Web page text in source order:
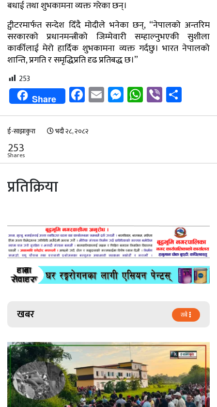
बधाई तथा शुभकामना व्यक्त गरेका छन्।
ट्वीटरमार्फत सन्देश दिँदै मोदीले भनेका छन्, “नेपालको अन्तरिम
सरकारको प्रधानमन्त्रीको जिम्मेवारी सम्हाल्नुभएकी सुशीला
कार्कीलाई मेरो हार्दिक शुभकामना व्यक्त गर्दछु। भारत नेपालको
शान्ति, प्रगति र समृद्धिप्रति दृढ प्रतिबद्ध छ।”
253
Share Facebook
EmailMessenger
WhatsApp
Viber
ई-साझाकुरा भदौ २८, २०८२
253
Shares
प्रतिक्रिया
खबर सबै